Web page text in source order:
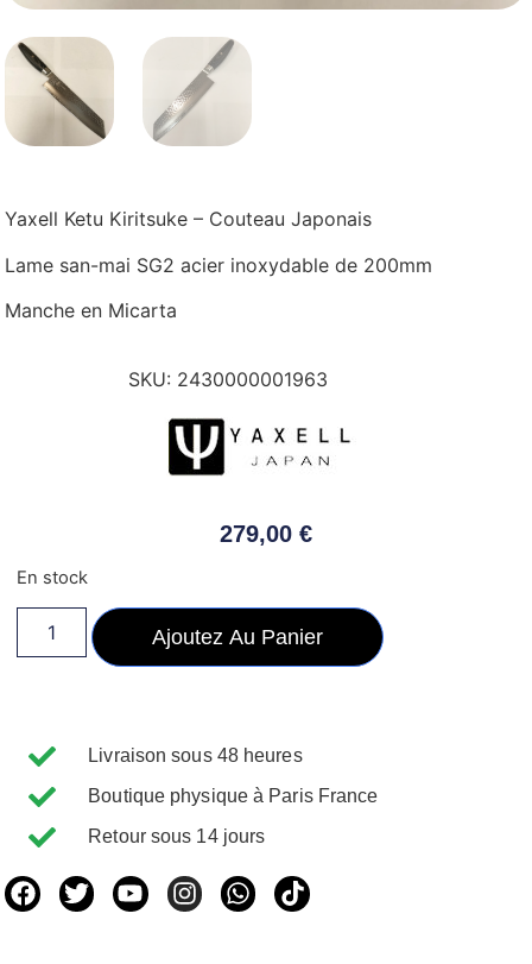
Yaxell Ketu Kiritsuke – Couteau Japonais
Lame san-mai SG2 acier inoxydable de 200mm
Manche en Micarta
SKU: 2430000001963
279,00 €
En stock
Ajoutez Au Panier
Livraison sous 48 heures
Boutique physique à Paris France
Retour sous 14 jours